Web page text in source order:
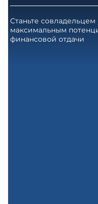
Станьте совладельцем
максимальным
финансовой отдачи